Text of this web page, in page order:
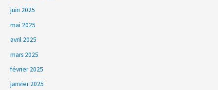
juin 2025
mai 2025
avril 2025
mars 2025
février 2025
janvier 2025